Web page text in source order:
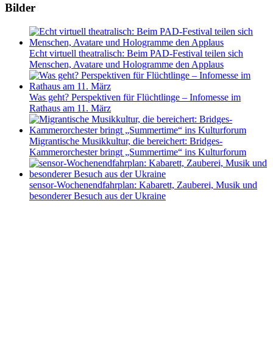
Bilder
Echt virtuell theatralisch: Beim PAD-Festival teilen sich
Menschen, Avatare und Hologramme den Applaus
Was geht? Perspektiven für Flüchtlinge – Infomesse im
Rathaus am 11. März
Migrantische Musikkultur, die bereichert: Bridges-
Kammerorchester bringt „Summertime“ ins Kulturforum
sensor-Wochenendfahrplan: Kabarett, Zauberei, Musik und
besonderer Besuch aus der Ukraine